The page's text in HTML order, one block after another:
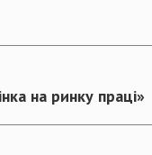
на ринку праці»